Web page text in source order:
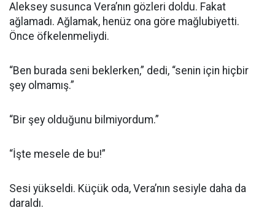
Aleksey susunca Vera’nın gözleri doldu. Fakat
ağlamadı. Ağlamak, henüz ona göre mağlubiyetti.
Önce öfkelenmeliydi.
“Ben burada seni beklerken,” dedi, “senin için hiçbir
şey olmamış.”
“Bir şey olduğunu bilmiyordum.”
“İşte mesele de bu!”
Sesi yükseldi. Küçük oda, Vera’nın sesiyle daha da
daraldı.